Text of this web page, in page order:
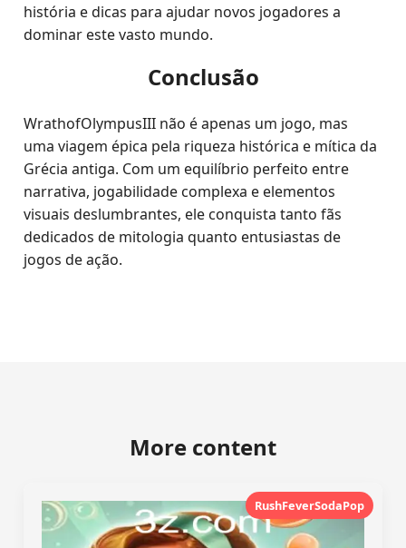
história e dicas para ajudar novos jogadores a
dominar este vasto mundo.
Conclusão
WrathofOlympusIII não é apenas um jogo, mas
uma viagem épica pela riqueza histórica e mítica da
Grécia antiga. Com um equilíbrio perfeito entre
narrativa, jogabilidade complexa e elementos
visuais deslumbrantes, ele conquista tanto fãs
dedicados de mitologia quanto entusiastas de
jogos de ação.
More content
RushFeverSodaPop